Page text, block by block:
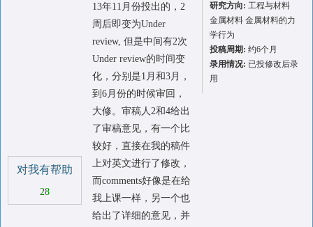
对我有帮助
28
13年11月份投出的，2
周后即变为Under
review, 但是中间有2次
Under review的时间变
化，分别是1月和3月，
到6月份的时候审回，
大修。审稿人2和4给出
了审稿意见，有一个比
较好，直接在我的稿件
上对英文进行了修改，
而comments好像是在给
我上课一样，另一个也
给出了详细的意见，并
研究方向: 工程与材料
金属材料 金属材料的力
学行为
投稿周期: 约6个月
录用情况: 已投修改后录
用